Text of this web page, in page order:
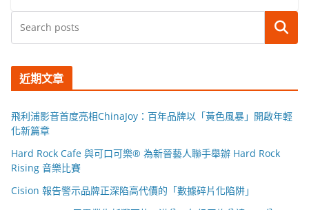
搜尋
近期文章
飛利浦影音首度亮相ChinaJoy：百年品牌以「黃色風暴」開啟年輕
化新篇章
Hard Rock Cafe 與可口可樂® 為新晉藝人聯手舉辦 Hard Rock
Rising 音樂比賽
Cision 報告警示品牌正深陷高代價的「數據碎片化陷阱」